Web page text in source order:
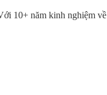
10+ năm kinh nghiệm về